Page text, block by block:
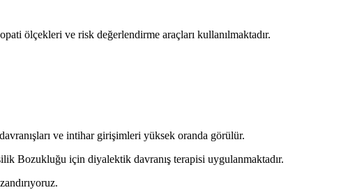
ölçekleri ve risk değerlendirme araçları kullanılmaktadır.
ve intihar girişimleri yüksek oranda görülür.
Bozukluğu için diyalektik davranış terapisi uygulanmaktadır.